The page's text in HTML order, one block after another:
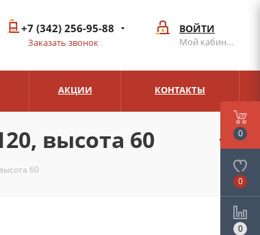
ВОЙТИ
Мой кабинет
+7 (342) 256-95-88
Заказать звонок
АКЦИИ КОНТАКТЫ
высота 60
60
0
0
0